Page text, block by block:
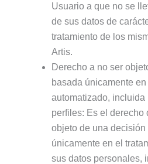
Usuario a que no se
de sus datos de
tratamiento de los
Artis.
Derecho a no ser
basada únicamente
automatizado,
perfiles: Es el derecho
objeto de una
únicamente en el
sus datos personales,